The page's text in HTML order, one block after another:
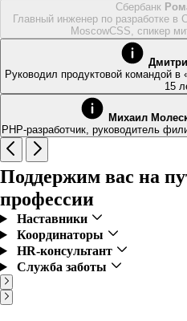
Сбербанк
Главный инженер по разработке в
MoscowCSS, спикер
Руководил продуктовой командой
15
Михаил
PHP-разработчик, руководитель
Поддержим вас на
профессии
Наставники
Координаторы
HR-консультант
Служба заботы